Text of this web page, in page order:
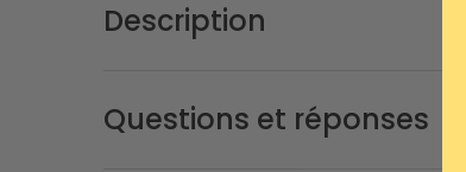
Description
Questions et réponses